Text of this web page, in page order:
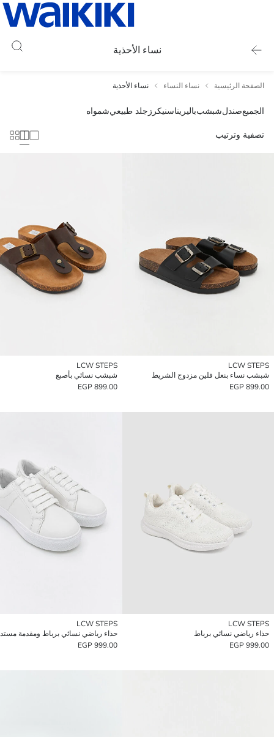
نساء الأحذية
الصفحة الرئيسية نساء النساء نساء الأحذية
الجميعصندلشبشبباليريناسنيكرز جلد طبيعيشمواه
تصفية وترتيب
LCW STEPS
شبشب نساء بنعل فلين مزدوج الشريط
899.00 EGP
LCW STEPS
شبشب نسائي بأصبع
899.00 EGP
LCW STEPS
حذاء رياضي نسائي برباط
999.00 EGP
LCW STEPS
حذاء رياضي نسائي برباط ومقدمة
999.00 EGP